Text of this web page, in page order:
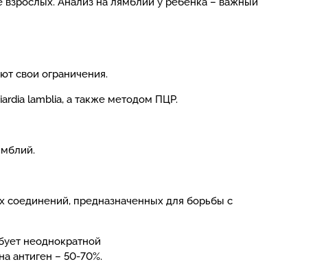
свои ограничения.
lamblia, а также методом ПЦР.
соединений, предназначенных для борьбы с
неоднократной
антиген – 50-70%.